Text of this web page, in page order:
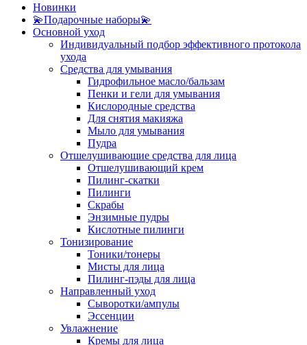
Новинки
💫Подарочные наборы💫
Основной уход
Индивидуальный подбор эффективного протокола
ухода
Средства для умывания
Гидрофильное масло/бальзам
Пенки и гели для умывания
Кислородные средства
Для снятия макияжа
Мыло для умывания
Пудра
Отшелушивающие средства для лица
Отшелушивающий крем
Пилинг-скатки
Пилинги
Скрабы
Энзимные пудры
Кислотные пилинги
Тонизирование
Тоники/тонеры
Мисты для лица
Пилинг-пэды для лица
Направленный уход
Сыворотки/ампулы
Эссенции
Увлажнение
Кремы для лица